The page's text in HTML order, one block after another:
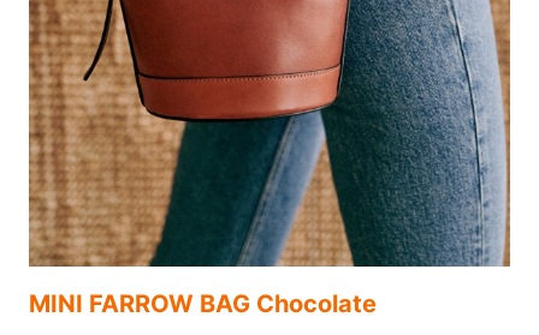
MINI FARROW BAG Chocolate